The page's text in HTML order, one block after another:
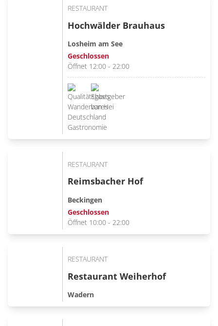
RESTAURANT
Hochwälder Brauhaus
Losheim am See
Geschlossen
Öffnet 12:00 - 22:00
RESTAURANT
Reimsbacher Hof
Beckingen
Geschlossen
Öffnet 10:00 - 22:00
RESTAURANT
Restaurant Weiherhof
Wadern